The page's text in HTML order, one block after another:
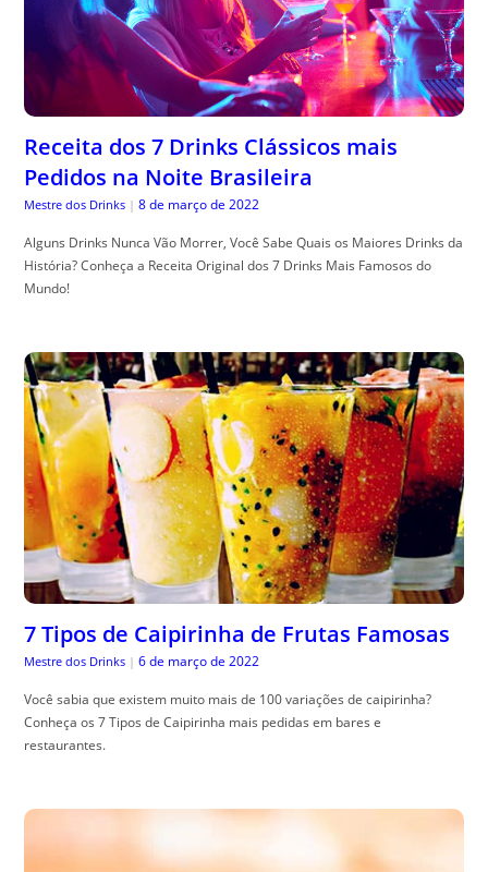
Receita dos 7 Drinks Clássicos mais
Pedidos na Noite Brasileira
Mestre dos Drinks | 8 de março de 2022
Alguns Drinks Nunca Vão Morrer, Você Sabe Quais os Maiores Drinks da
História? Conheça a Receita Original dos 7 Drinks Mais Famosos do
Mundo!
7 Tipos de Caipirinha de Frutas Famosas
Mestre dos Drinks | 6 de março de 2022
Você sabia que existem muito mais de 100 variações de caipirinha?
Conheça os 7 Tipos de Caipirinha mais pedidas em bares e
restaurantes.